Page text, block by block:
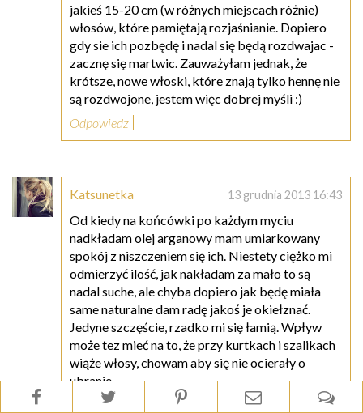
jakieś 15-20 cm (w różnych miejscach różnie)
włosów, które pamiętają rozjaśnianie. Dopiero
gdy sie ich pozbędę i nadal się będą rozdwajac -
zacznę się martwic. Zauważyłam jednak, że
krótsze, nowe włoski, które znają tylko hennę nie
są rozdwojone, jestem więc dobrej myśli :)
Odpowiedz
Katsunetka 13 grudnia 2013 16:43
Od kiedy na końcówki po każdym myciu
nadkładam olej arganowy mam umiarkowany
spokój z niszczeniem się ich. Niestety ciężko mi
odmierzyć ilość, jak nakładam za mało to są
nadal suche, ale chyba dopiero jak będę miała
same naturalne dam radę jakoś je okiełznać.
Jedyne szczęście, rzadko mi się łamią. Wpływ
może tez mieć na to, że przy kurtkach i szalikach
wiąże włosy, chowam aby się nie ocierały o
ubranie.
Odpowiedz